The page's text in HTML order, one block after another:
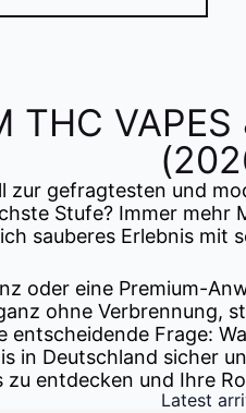
THC
zur gefragtesten und
Stufe? Immer
sauberes Erlebnis
oder eine Premium-
ohne Verbrennung,
Frage:
in Deutschland sicher
zu entdecken und Ihre
Latest